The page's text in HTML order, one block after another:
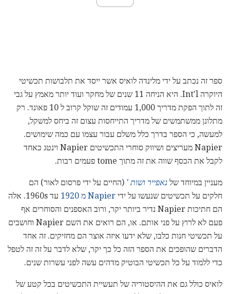
ספר זה נכתב על ידי מלינדה לואיס אשר ייסד את תלבושות תכשיטי
היוקרה Int'l. היא הניחה 11 שנים של מחקר ועוד יותר מאמץ על גבי
זה לתוך הפקת מדריך 1,000 עמודים זה שוקל קרוב ל 10 פאונד. רק
מתלונן ממשתמשים של מדריך התייחסות עצום זה ביחס למשקל,
למעשה, כי הספר בדרך כלל משלם עבור עצמו עם כמה שימושים.
Napier מעריצים ושיווק סוחרי התכשיטים Napier וינטג כאחד
לקבל את הכסף שווה את זה מתוך tome פעמים רבות.
מעניין במיוחד של נאפייר ושות ' (החיים על ידי פרסום לאור) הם
חלקים על תכשיטים שנעשו על ידי Napier מ 1920
עד 1960s. אלה
הם חתיכות Napier נדיר ביותר יקר, ורוב האספנים והסוחרים אף
פעם לא לרוץ על פני אותם. או, הם רואים את השם Napier וחושבים
על תכשיטי חנות כלבו, שלא ידעו איזה אוצר הם מחזיקים. זה אחד
הדברים שהופכים את הספר הזה כל כך יקר, שלא לדבר על זה זה לטפל
כדי ללמוד על כל תכשיטי הבוטיק מדהים עשה לפני עשרות שנים.
לואיס כולל גם את ההיסטוריה של תעשיית התכשיטים בכל קטע של